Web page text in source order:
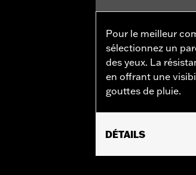
Pour le meilleur
sélectionnez un
des yeux. La
en offrant une
gouttes de pluie.
DÉTAILS